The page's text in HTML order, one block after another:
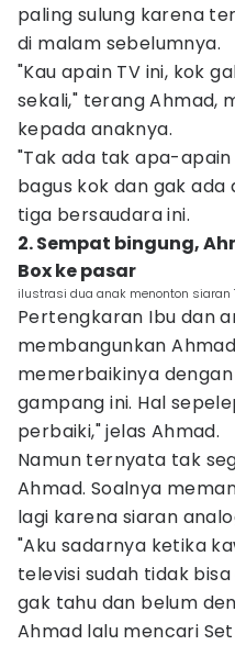
paling sulung karena
di malam sebelumnya.
"Kau apain TV ini, kok
sekali," terang Ahmad,
kepada anaknya.
"Tak ada tak apa-
bagus kok dan gak
tiga bersaudara ini.
2. Sempat bingung,
Box ke pasar
ilustrasi dua anak menonton siaran
Pertengkaran Ibu dan
membangunkan
memerbaikinya
gampang ini. Hal
perbaiki," jelas Ahmad.
Namun ternyata tak
Ahmad. Soalnya
lagi karena siaran
"Aku sadarnya ketika
televisi sudah tidak
gak tahu dan belum
Ahmad lalu mencari